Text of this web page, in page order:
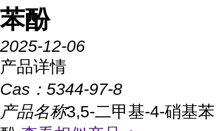
苯酚
2025-12-06
产品详情
Cas： 5344-97-8
产品名称3,5-二甲基-4-硝基苯